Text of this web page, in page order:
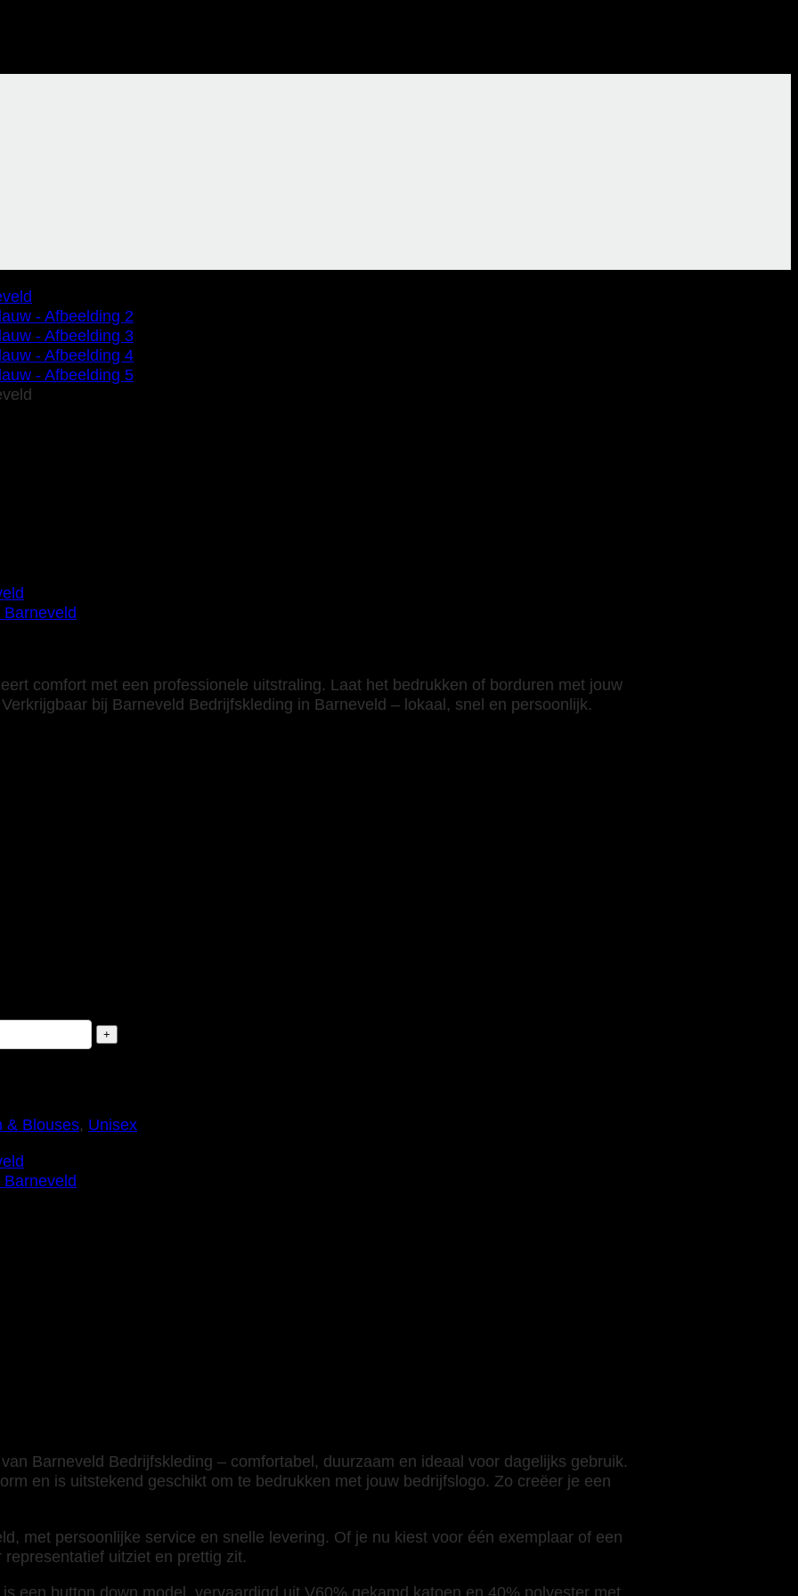
Mouw Basis korenblauw
comfort met een professionele uitstraling. Laat het bedrukken of borduren met jouw
bij Barneveld Bedrijfskleding in Barneveld – lokaal, snel en persoonlijk.
& Blouses, Unisex
Barneveld Bedrijfskleding – comfortabel, duurzaam en ideaal voor dagelijks gebruik.
en is uitstekend geschikt om te bedrukken met jouw bedrijfslogo. Zo creëer je een
met persoonlijke service en snelle levering. Of je nu kiest voor één exemplaar of een
uitziet en prettig zit.
een button down model, vervaardigd uit V60% gekamd katoen en 40% polyester met